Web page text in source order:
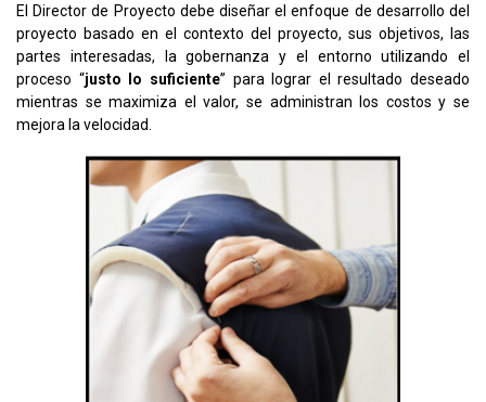
El Director de Proyecto debe diseñar el enfoque de desarrollo del
proyecto basado en el contexto del proyecto, sus objetivos, las
partes interesadas, la gobernanza y el entorno utilizando el
proceso “justo lo suficiente” para lograr el resultado deseado
mientras se maximiza el valor, se administran los costos y se
mejora la velocidad.